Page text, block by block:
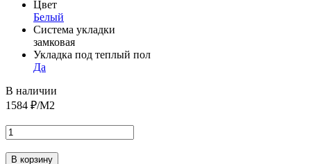
Цвет
Белый
Система укладки
замковая
Укладка под теплый пол
Да
В наличии
1584 ₽/М2